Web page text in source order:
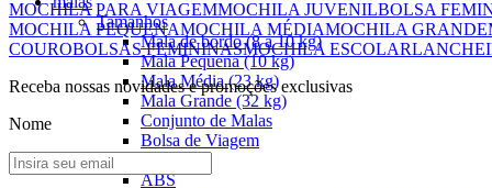
Tamanhos
Mala de bordo (8 a 10 kg)
Mala Pequena (10 kg)
Mala Média (23 kg)
Mala Grande (32 kg)
Conjunto de Malas
Bolsa de Viagem
Materiais
ABS
MOCHILA PARA VIAGEMMOCHILA JUVENILBOLSA
MOCHILA PEQUENAMOCHILA MÉDIAMOCHILA GRANDE
COUROBOLSAS FEMININASMOCHILA ESCOLAR
Receba nossas novidades e promoções exclusivas
Nome